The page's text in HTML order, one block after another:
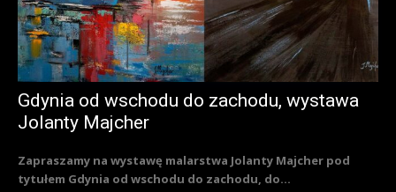
Gdynia od wschodu do zachodu, wystawa
Jolanty Majcher
Zapraszamy na wystawę malarstwa Jolanty Majcher pod
tytułem Gdynia od wschodu do zachodu, do...